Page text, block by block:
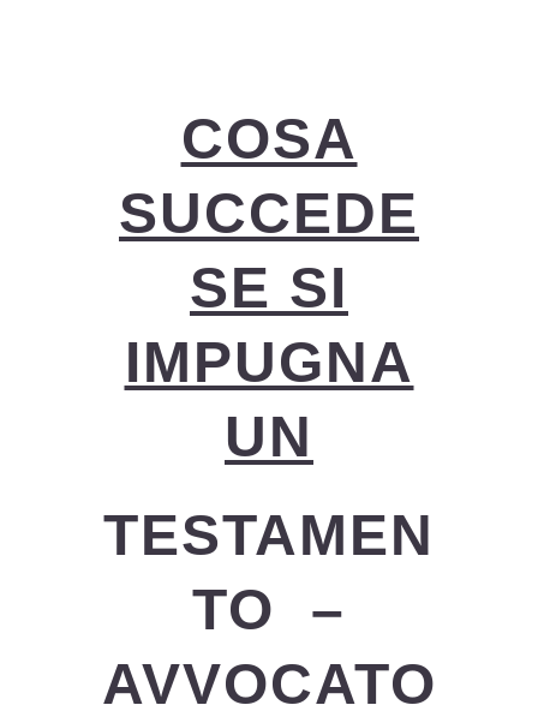
COSA
SUCCEDE
SE SI
IMPUGNA
UN
TESTAMEN
TO –
AVVOCATO